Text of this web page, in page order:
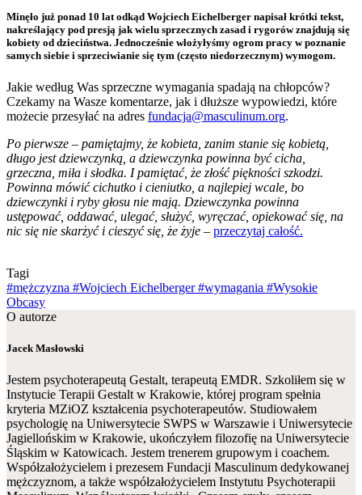
Minęło już ponad 10 lat odkąd Wojciech Eichelberger napisał krótki tekst,
nakreślający pod presją jak wielu sprzecznych zasad i rygorów znajdują się
kobiety od dzieciństwa. Jednocześnie włożyłyśmy ogrom pracy w poznanie
samych siebie i sprzeciwianie się tym (często niedorzecznym) wymogom.
Jakie według Was sprzeczne wymagania spadają na chłopców?
Czekamy na Wasze komentarze, jak i dłuższe wypowiedzi, które
możecie przesyłać na adres fundacja@masculinum.org.
Po pierwsze – pamiętajmy, że kobieta, zanim stanie się kobietą,
długo jest dziewczynką, a dziewczynka powinna być cicha,
grzeczna, miła i słodka. I pamiętać, że złość piękności szkodzi.
Powinna mówić cichutko i cieniutko, a najlepiej wcale, bo
dziewczynki i ryby głosu nie mają. Dziewczynka powinna
ustępować, oddawać, ulegać, służyć, wyręczać, opiekować się, na
nic się nie skarżyć i cieszyć się, że żyje – przeczytaj całość.
Tagi
#mężczyzna #Wojciech Eichelberger#wymagania #Wysokie
Obcasy
O autorze
Jacek Masłowski
Jestem psychoterapeutą Gestalt, terapeutą EMDR. Szkoliłem się w
Instytucie Terapii Gestalt w Krakowie, której program spełnia
kryteria MZiOZ kształcenia psychoterapeutów. Studiowałem
psychologię na Uniwersytecie SWPS w Warszawie i Uniwersytecie
Jagiellońskim w Krakowie, ukończyłem filozofię na Uniwersytecie
Śląskim w Katowicach. Jestem trenerem grupowym i coachem.
Współzałożycielem i prezesem Fundacji Masculinum dedykowanej
mężczyznom, a także współzałożycielem Instytutu Psychoterapii